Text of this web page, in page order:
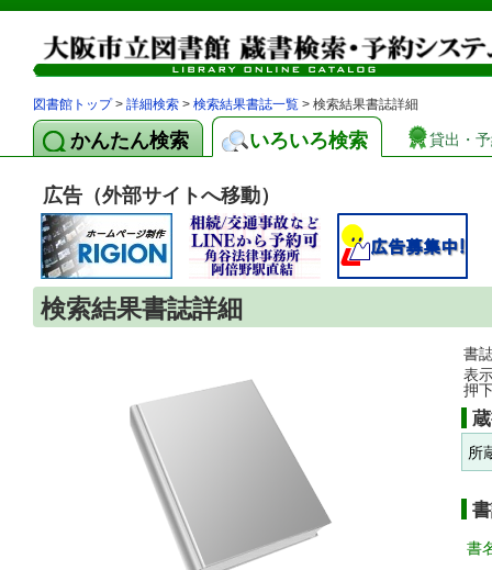
図書館トップ> 詳細検索 > 検索結果書誌一覧 > 検索結果書誌詳細
かんたん検索 いろいろ検索 貸出・
広告（外部サイトへ移動）
検索結果書誌詳細
書
表
押
所
書